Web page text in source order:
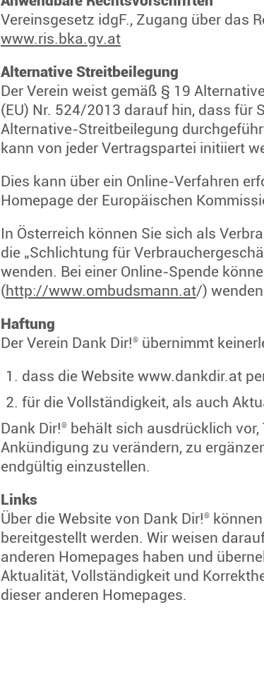
Vereinsgesetz idgF., Zugang über das
www.ris.bka.gv.at
Alternative Streitbeilegung
Der Verein weist gemäß § 19
(EU) Nr. 524/2013 darauf hin, dass für
Alternative-Streitbeilegung
kann von jeder Vertragspartei initiiert
Dies kann über ein Online-Verfahren
Homepage der Europäischen
In Österreich können Sie sich als
die „Schlichtung für
wenden. Bei einer Online-Spende
(http://www.ombudsmann.at/)
Haftung
Der Verein Dank Dir!® übernimmt
dass die Website www.dankdir.at
für die Vollständigkeit, als auch
Dank Dir!®
behält sich ausdrücklich
Ankündigung zu verändern, zu
endgültig einzustellen.
Links
Über die Website von Dank Dir!®
bereitgestellt werden. Wir weisen
anderen Homepages haben und
Aktualität, Vollständigkeit und
dieser anderen Homepages.